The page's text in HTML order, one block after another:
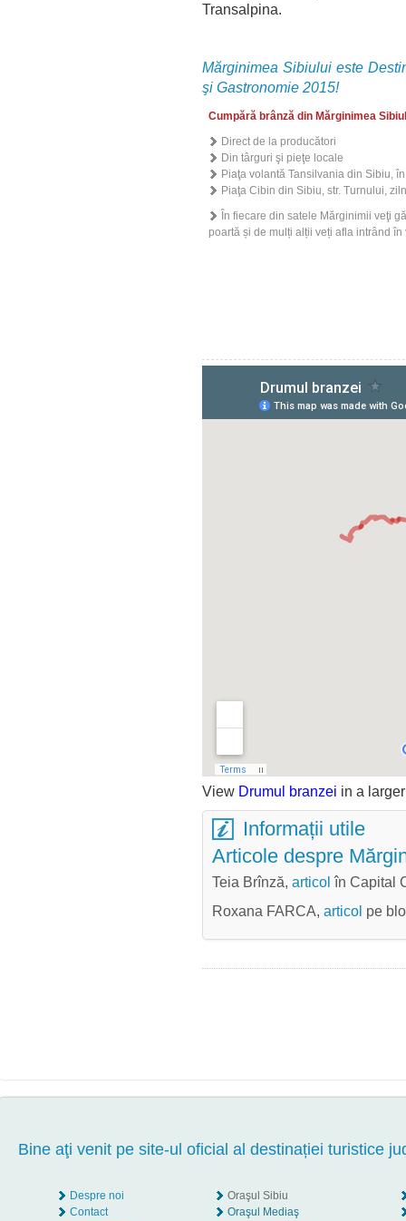
Transalpina.
Mărginimea Sibiului este
şi Gastronomie 2015!
Cumpără brânză din Mărginimea
Direct de la producători
Din târguri şi pieţe locale
Piaţa volantă Tansilvania din Sibiu,
Piaţa Cibin din Sibiu, str. Turnului,
În fiecare din satele Mărginimii veţi
poartă și de mulți alții veți afla intrând
View Drumul branzei in a
Informații utile
Articole despre
Teia Brînză, articol în Capital
Roxana FARCA, articol pe
Bine aţi venit pe site-ul oficial al destinației turistice
Despre noi
Contact
Oraşul Sibiu
Oraşul Mediaş